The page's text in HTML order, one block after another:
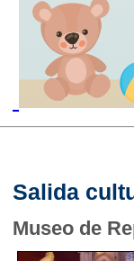
Salida
Museo de